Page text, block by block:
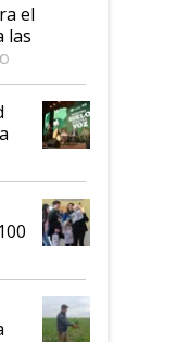
el
las
veo